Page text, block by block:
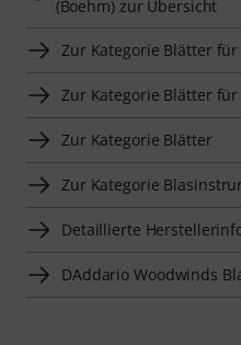
(Boehm) zur Übersicht
Zur Kategorie Blätter
Zur Kategorie Blätter
Zur Kategorie Blätter
Zur Kategorie
Detaillierte
DAddario Woodwinds